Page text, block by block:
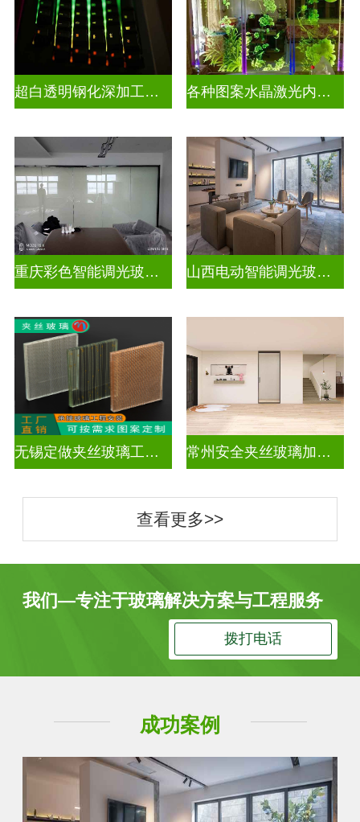
超白透明钢化深加工激光内雕屏风 各种图案水晶激光内雕发光艺术玻璃
重庆彩色智能调光玻璃定制公司 山西电动智能调光玻璃价格多少钱
无锡定做夹丝玻璃工厂地址 常州安全夹丝玻璃加工厂
查看更多>>
我们—专注于玻璃解决方案与工程服务
拨打电话
成功案例